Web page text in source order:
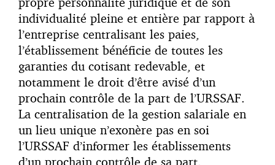
individualité pleine et entière par rapport à
l’entreprise centralisant les paies,
l’établissement bénéficie de toutes les
garanties du cotisant redevable, et
notamment le droit d’être avisé d’un
prochain contrôle de la part de l’URSSAF.
La centralisation de la gestion salariale en
un lieu unique n’exonère pas en soi
l’URSSAF d’informer les établissements
d’un prochain contrôle de sa part.